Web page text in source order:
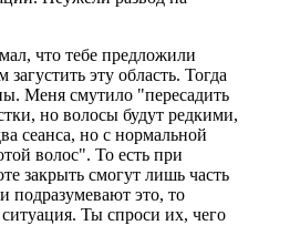
что тебе предложили
загустить эту область. Тогда
Меня смутило "пересадить
но волосы будут редкими,
сеанса, но с нормальной
волос". То есть при
закрыть смогут лишь часть
подразумевают это, то
Ты спроси их, чего